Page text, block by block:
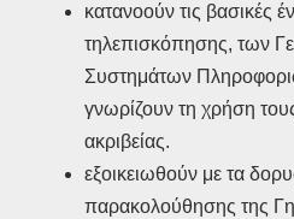
κατανοούν τις βασικές
τηλεπισκόπησης, των
Συστημάτων
γνωρίζουν τη χρήση
ακριβείας.
εξοικειωθούν με τα
παρακολούθησης της